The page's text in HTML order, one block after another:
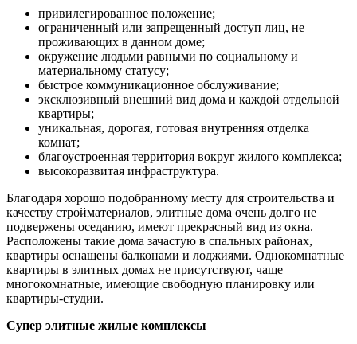
привилегированное положение;
ограниченный или запрещенный доступ лиц, не
проживающих в данном доме;
окружение людьми равными по социальному и
материальному статусу;
быстрое коммуникационное обслуживание;
эксклюзивный внешний вид дома и каждой отдельной
квартиры;
уникальная, дорогая, готовая внутренняя отделка
комнат;
благоустроенная территория вокруг жилого комплекса;
высокоразвитая инфраструктура.
Благодаря хорошо подобранному месту для строительства и
качеству стройматериалов, элитные дома очень долго не
подвержены оседанию, имеют прекрасный вид из окна.
Расположены такие дома зачастую в спальных районах,
квартиры оснащены балконами и лоджиями. Однокомнатные
квартиры в элитных домах не присутствуют, чаще
многокомнатные, имеющие свободную планировку или
квартиры-студии.
Супер элитные жилые комплексы